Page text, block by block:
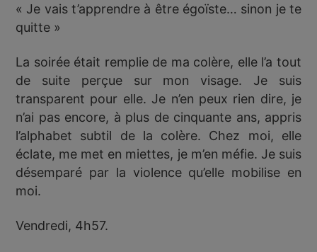
« Je vais t’apprendre à être égoïste… sinon je te
quitte »
La soirée était remplie de ma colère, elle l’a tout
de suite perçue sur mon visage. Je suis
transparent pour elle. Je n’en peux rien dire, je
n’ai pas encore, à plus de cinquante ans, appris
l’alphabet subtil de la colère. Chez moi, elle
éclate, me met en miettes, je m’en méfie. Je suis
désemparé par la violence qu’elle mobilise en
moi.
Vendredi, 4h57.